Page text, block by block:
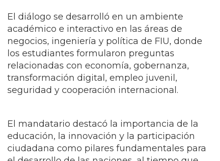
El diálogo se desarrolló en un ambiente
académico e interactivo en las áreas de
negocios, ingeniería y política de FIU, donde
los estudiantes formularon preguntas
relacionadas con economía, gobernanza,
transformación digital, empleo juvenil,
seguridad y cooperación internacional.
El mandatario destacó la importancia de la
educación, la innovación y la participación
ciudadana como pilares fundamentales para